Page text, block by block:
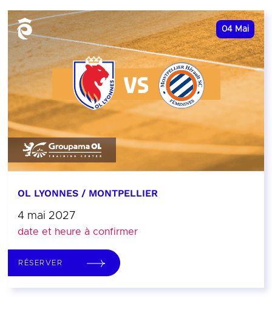
04 Mai
OL LYONNES / MONTPELLIER
4 mai 2027
date et heure à confirmer
RÉSERVER